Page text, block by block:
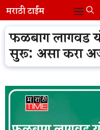
Skip
to
content
Menu
फळबाग लागवड
सुरू: असा करा